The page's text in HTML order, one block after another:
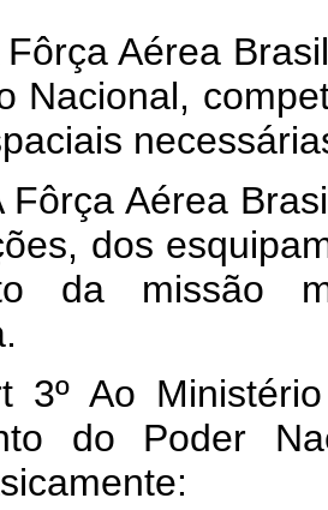
Aérea
Nacional,
Aérea
dos
da missão
Ministério da
do Poder